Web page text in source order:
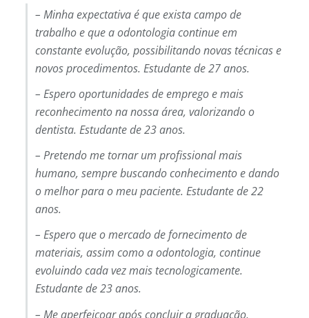
– Minha expectativa é que exista campo de
trabalho e que a odontologia continue em
constante evolução, possibilitando novas técnicas e
novos procedimentos. Estudante de 27 anos.
– Espero oportunidades de emprego e mais
reconhecimento na nossa área, valorizando o
dentista. Estudante de 23 anos.
– Pretendo me tornar um profissional mais
humano, sempre buscando conhecimento e dando
o melhor para o meu paciente. Estudante de 22
anos.
– Espero que o mercado de fornecimento de
materiais, assim como a odontologia, continue
evoluindo cada vez mais tecnologicamente.
Estudante de 23 anos.
– Me aperfeiçoar após concluir a graduação,